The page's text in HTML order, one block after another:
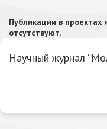
Публикации в проектах
отсутствуют.
Научный журнал